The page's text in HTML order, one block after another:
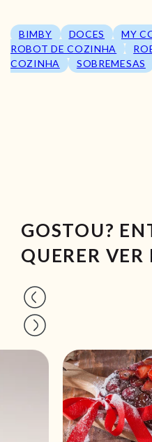
BIMBY DOCES MY
ROBOT DE COZINHA
COZINHA
SOBREMESAS
GOSTOU?
QUERER VER